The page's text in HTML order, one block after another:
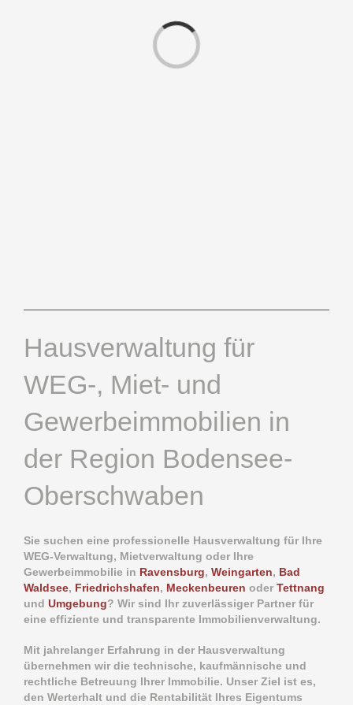
Laden...
Hausverwaltung für
WEG-, Miet- und
Gewerbeimmobilien in
der Region Bodensee-
Oberschwaben
Sie suchen eine professionelle Hausverwaltung für Ihre
WEG-Verwaltung, Mietverwaltung oder Ihre
Gewerbeimmobilie in Ravensburg, Weingarten, Bad
Waldsee, Friedrichshafen, Meckenbeuren oder Tettnang
und Umgebung? Wir sind Ihr zuverlässiger Partner für
eine effiziente und transparente Immobilienverwaltung.
Mit jahrelanger Erfahrung in der Hausverwaltung
übernehmen wir die technische, kaufmännische und
rechtliche Betreuung Ihrer Immobilie. Unser Ziel ist es,
den Werterhalt und die Rentabilität Ihres Eigentums